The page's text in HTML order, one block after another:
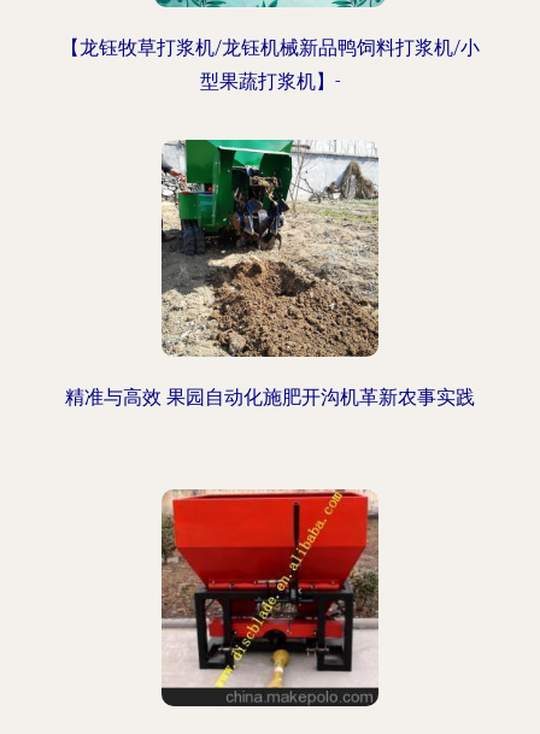
【龙钰牧草打浆机/龙钰机械新品鸭饲料打浆机/小
型果蔬打浆机】-
精准与高效 果园自动化施肥开沟机革新农事实践